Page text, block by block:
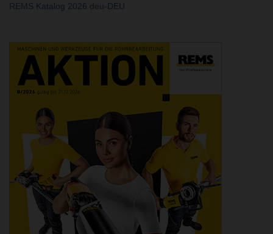
REMS Katalog 2026 deu-DEU